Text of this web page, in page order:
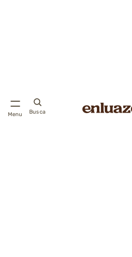
Menu Busca